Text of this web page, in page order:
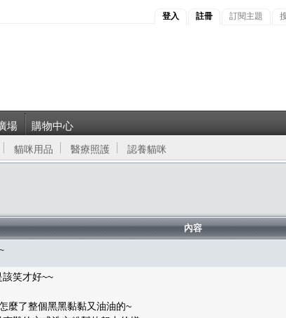
登入 註冊 訂閱主題
場 購物中心
貓咪用品 醫療照護 認養貓咪
內容
笑才好~~
麼了整個黑黑黏黏又油油的~